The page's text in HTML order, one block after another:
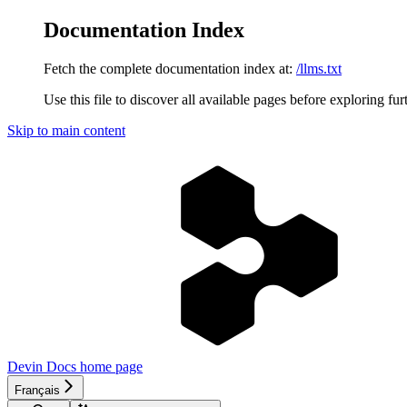
Documentation Index
Fetch the complete documentation index at: /llms.txt
Use this file to discover all available pages before exploring
Skip to main content
Devin Docs home page
Français